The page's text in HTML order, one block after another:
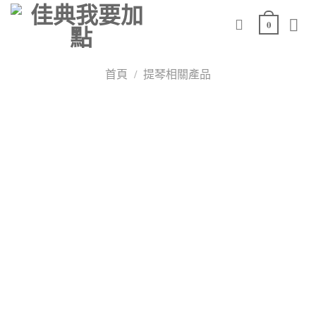
Skip
0
首頁 / 提琴相關產品